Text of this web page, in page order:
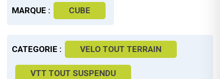
MARQUE : CUBE
CATEGORIE : VELO TOUT TERRAIN
VTT TOUT SUSPENDU